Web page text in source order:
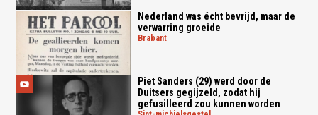
Nederland was écht bevrijd, maar de
verwarring groeide
brabant
Piet Sanders (29) werd door de
Duitsers gegijzeld, zodat hij
gefusilleerd zou kunnen worden